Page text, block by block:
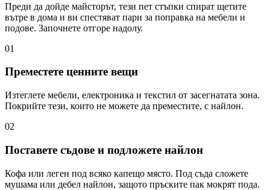
Преди да дойде майсторът, тези пет стъпки спират щетите
вътре в дома и ви спестяват пари за поправка на мебели и
подове. Започнете отгоре надолу.
01
Преместете ценните вещи
Изтеглете мебели, електроника и текстил от засегнатата зона.
Покрийте тези, които не можете да преместите, с найлон.
02
Поставете съдове и подложете найлон
Кофа или леген под всяко капещо място. Под съда сложете
мушама или дебел найлон, защото пръските пак мокрят пода.